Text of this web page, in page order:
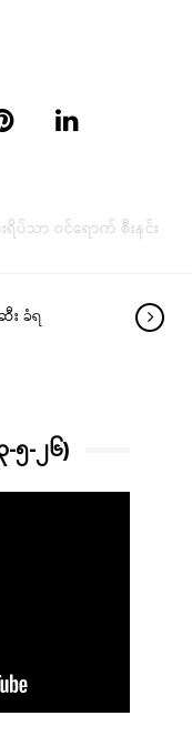
ပ်သာ ဝင်ရောက် စီးနင်း
း ခံရ
၅-၂၆)